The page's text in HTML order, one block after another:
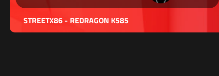
STREETX86 - REDRAGON K585